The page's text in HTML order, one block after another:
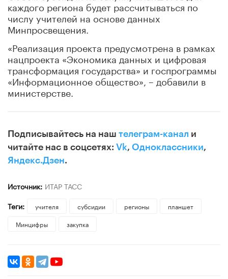
каждого региона будет рассчитываться по
числу учителей на основе данных
Минпросвещения.
«Реализация проекта предусмотрена в рамках
нацпроекта «Экономика данных и цифровая
трансформация государства» и госпрограммы
«Информационное общество», – добавили в
министерстве.
Подписывайтесь на наш телеграм-канал и
читайте нас в соцсетях: Vk, Одноклассники,
Яндекс.Дзен.
Источник: ИТАР ТАСС
Теги:
учителя субсидии регионы
планшет
Минцифры
закупка